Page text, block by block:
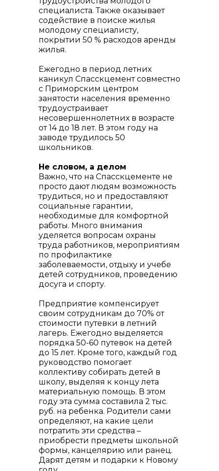
специалиста. Также оказывает
содействие в поиске жилья
молодому специалисту,
покрытии 50 % расходов аренды
жилья.
Ежегодно в период летних
каникул Спасскцемент совместно
с Приморским центром
занятости населения временно
трудоустраивает
несовершеннолетних в возрасте
от 14 до 18 лет. В этом году на
заводе трудилось 50
школьников.
Не словом, а делом
Важно, что на Спасскцементе не
просто дают людям возможность
трудиться, но и предоставляют
социальные гарантии,
необходимые для комфортной
работы. Много внимания
уделяется вопросам охраны
труда работников, мероприятиям
по профилактике
заболеваемости, отдыху и учебе
детей сотрудников, проведению
досуга и спорту.
Предприятие компенсирует
своим сотрудникам до 70% от
стоимости путевки в летний
лагерь. Ежегодно выделяется
порядка 50-60 путевок на детей
до 15 лет. Кроме того, каждый год
руководство помогает
коллективу собирать детей в
школу, выделяя к концу лета
материальную помощь. В этом
году эта сумма составила 2 тыс.
руб. на ребенка. Родители сами
определяют, на какие цели
потратить эти средства –
приобрести предметы школьной
формы, канцелярию или ранец.
Дарят детям и подарки к Новому